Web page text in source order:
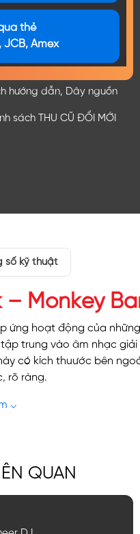
thẻ
JCB, Amex
hướng dẫn, Dây nguồn
sách THU CŨ ĐỔI MỚI
số kỹ thuật
– Monkey
ứng hoạt động của
trung vào âm nhạc
có kích thuước bên
rõ ràng.
như XLR, TRS và
thanh của mình mà
QUAN